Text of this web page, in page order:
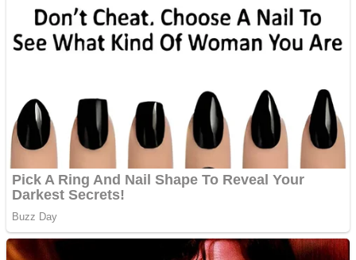
abuz în serviciu
Covid-19: 755 de cazuri
noi în România
Răcitor de apă CW5000
pentru freze cu laser fără
metale